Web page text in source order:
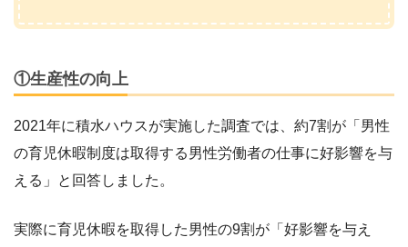
①生産性の向上
2021年に積水ハウスが実施した調査では、約7割が「男性
の育児休暇制度は取得する男性労働者の仕事に好影響を与
える」と回答しました。
実際に育児休暇を取得した男性の9割が「好影響を与え